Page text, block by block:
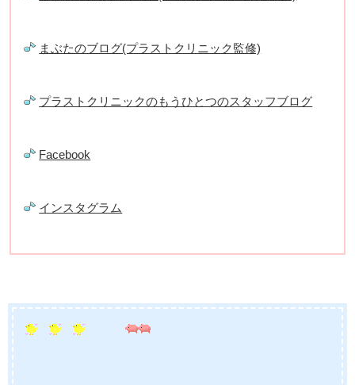
まぶたのブログ(プラストクリニック監修)
プラストクリニックのもうひとつのスタッフブログ
Facebook
インスタグラム